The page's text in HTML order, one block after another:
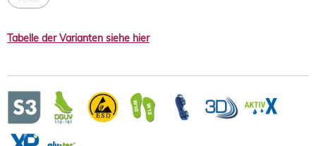
Tabelle der Varianten siehe hier